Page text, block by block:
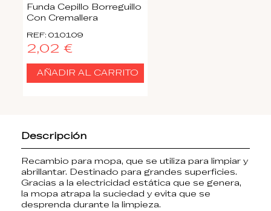
Funda Cepillo Borreguillo
Con Cremallera
REF: 010109
2,02 €
AÑADIR AL CARRITO
Descripción
Recambio para mopa, que se utiliza para limpiar y
abrillantar. Destinado para grandes superficies.
Gracias a la electricidad estática que se genera,
la mopa atrapa la suciedad y evita que se
desprenda durante la limpieza.